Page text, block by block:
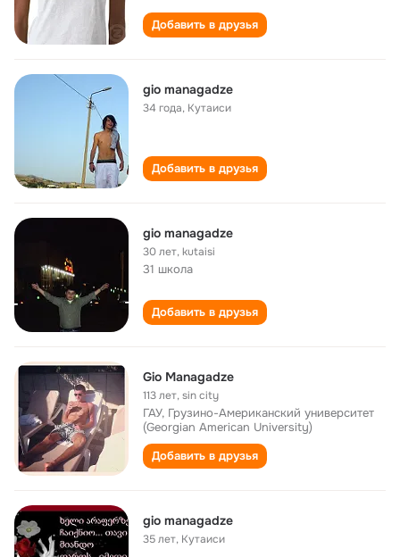
Добавить в друзья
gio managadze
34 года, Кутаиси
Добавить в друзья
gio managadze
30 лет,kutaisi
31 школа
Добавить в друзья
Gio Managadze
113 лет,sin city
ГАУ, Грузино-Американский университет
(Georgian American University)
Добавить в друзья
gio managadze
35 лет, Кутаиси